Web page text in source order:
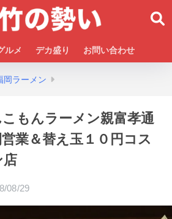
ルメ デカ盛り お問い合わせ
岡ラーメン
こもんラーメン親富孝通
業＆替え玉１０円コス
店
08/29